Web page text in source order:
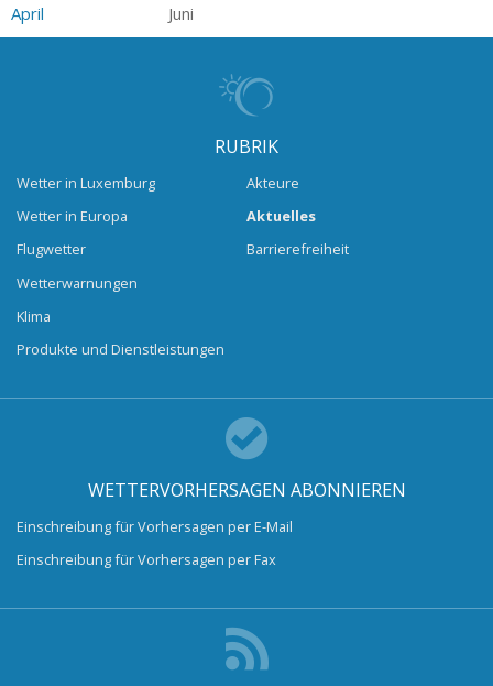
April Juni
RUBRIK
Wetter in Luxemburg
Wetter in Europa
Flugwetter
Wetterwarnungen
Klima
Produkte und Dienstleistungen
Akteure
Aktuelles
Barrierefreiheit
WETTERVORHERSAGEN ABONNIEREN
Einschreibung für Vorhersagen per E-Mail
Einschreibung für Vorhersagen per Fax